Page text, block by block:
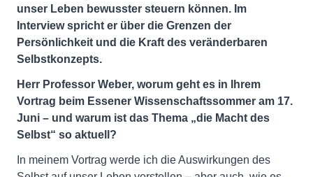
unser Leben bewusster steuern können. Im
Interview spricht er über die Grenzen der
Persönlichkeit und die Kraft des veränderbaren
Selbstkonzepts.
Herr Professor Weber, worum geht es in Ihrem
Vortrag beim Essener Wissenschaftssommer am 17.
Juni – und warum ist das Thema „die Macht des
Selbst“ so aktuell?
In meinem Vortrag werde ich die Auswirkungen des